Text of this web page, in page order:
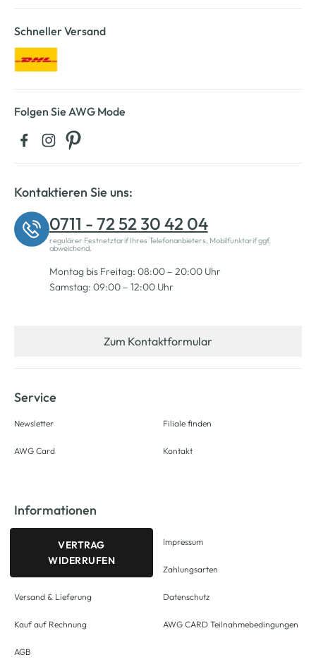
Schneller Versand
Folgen Sie AWG Mode
Kontaktieren Sie uns:
0711 - 72 52 30 42 04
regulärer Festnetztarif Ihres Telefonanbieters, Mobilfunktarif ggf.
abweichend.
Montag bis Freitag: 08:00 – 20:00 Uhr
Samstag: 09:00 – 12:00 Uhr
Zum Kontaktformular
Service
Newsletter
AWG Card
Filiale finden
Kontakt
Informationen
VERTRAG
WIDERRUFEN
Versand & Lieferung
Kauf auf Rechnung
AGB
Impressum
Zahlungsarten
Datenschutz
AWG CARD Teilnahmebedingungen